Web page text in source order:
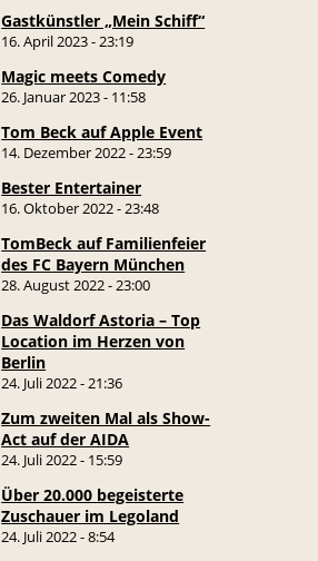
Gastkünstler „Mein Schiff“
16. April 2023 - 23:19
Magic meets Comedy
26. Januar 2023 - 11:58
Tom Beck auf Apple Event
14. Dezember 2022 - 23:59
Bester Entertainer
16. Oktober 2022 - 23:48
TomBeck auf Familienfeier
des FC Bayern München
28. August 2022 - 23:00
Das Waldorf Astoria – Top
Location im Herzen von
Berlin
24. Juli 2022 - 21:36
Zum zweiten Mal als Show-
Act auf der AIDA
24. Juli 2022 - 15:59
Über 20.000 begeisterte
Zuschauer im Legoland
24. Juli 2022 - 8:54